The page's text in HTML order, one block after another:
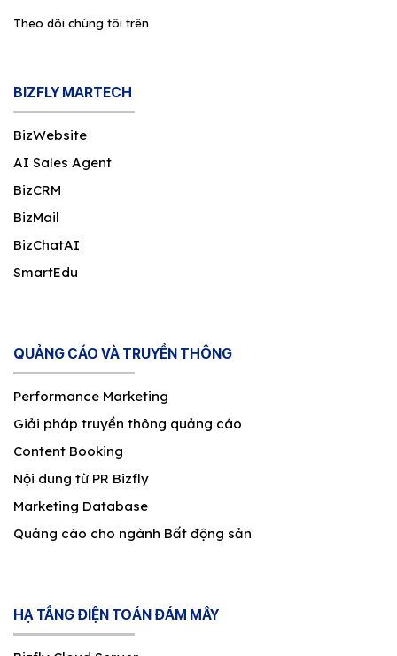
Theo dõi chúng tôi trên
BIZFLY MARTECH
BizWebsite
AI Sales Agent
BizCRM
BizMail
BizChatAI
SmartEdu
QUẢNG CÁO VÀ TRUYỀN THÔNG
Performance Marketing
Giải pháp truyền thông quảng cáo
Content Booking
Nội dung từ PR Bizfly
Marketing Database
Quảng cáo cho ngành Bất động sản
HẠ TẦNG ĐIỆN TOÁN ĐÁM MÂY